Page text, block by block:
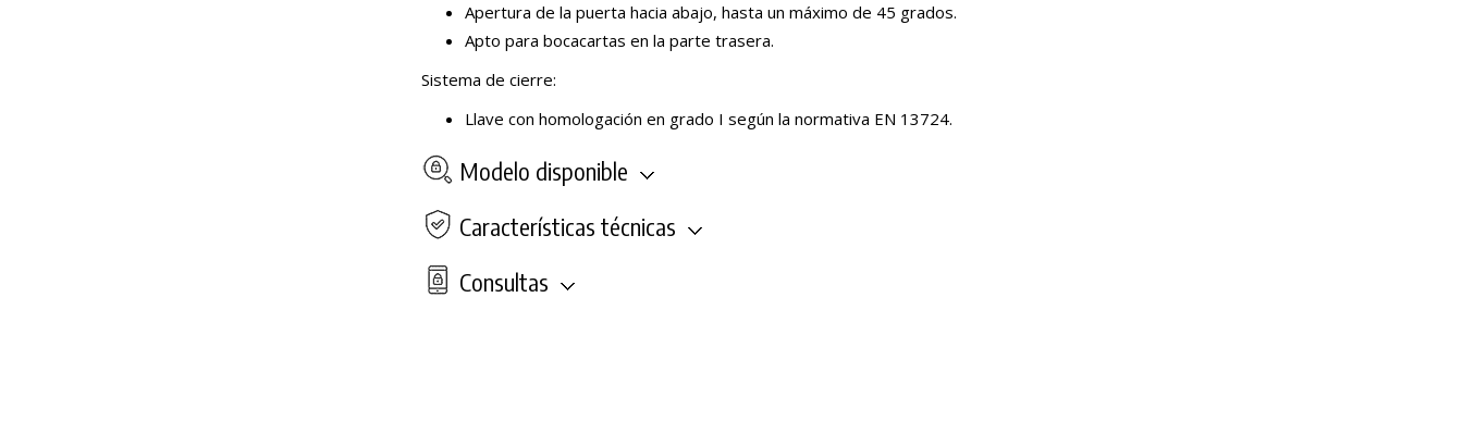
Apertura de la puerta hacia abajo, hasta un máximo de 45 grados.
Apto para bocacartas en la parte trasera.
Sistema de cierre:
Llave con homologación en grado I según la normativa EN 13724.
Modelo disponible
Características técnicas
Consultas